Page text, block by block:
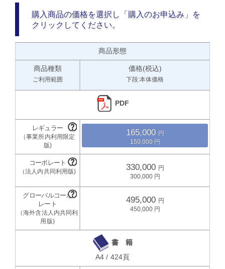
購入商品の価格を選択し「購入のお申込み」を
クリックしてください。
商品形態
商品種類
ご利用範囲
価格(税込)
下段:本体価格
PDF
165,000
150,000
330,000
300,000
495,000
450,000
書 籍
A4 / 424頁